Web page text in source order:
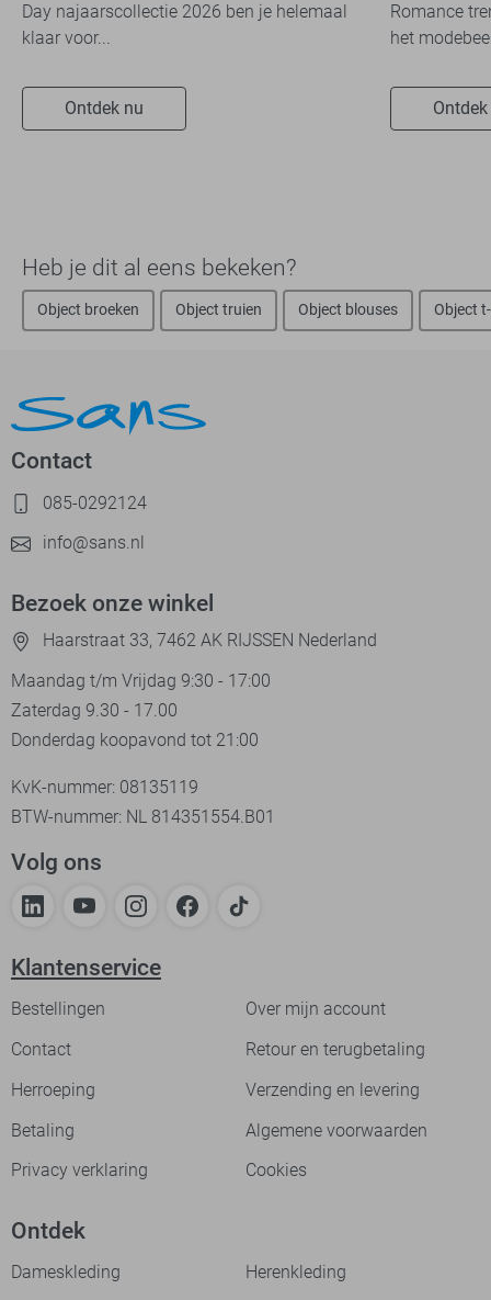
Day najaarscollectie 2026 ben je helemaal
klaar voor...
Ontdek nu
Romance
het
Heb je dit al eens bekeken?
Object broeken Object truien Object blouses Object
Contact
085-0292124
info@sans.nl
Bezoek onze winkel
Haarstraat 33, 7462 AK RIJSSEN Nederland
Maandag t/m Vrijdag 9:30 - 17:00
Zaterdag 9.30 - 17.00
Donderdag koopavond tot 21:00
KvK-nummer: 08135119
BTW-nummer: NL 814351554.B01
Volg ons
Klantenservice
Bestellingen
Over mijn account
Contact
Retour en terugbetaling
Herroeping
Verzending en levering
Betaling
Algemene voorwaarden
Privacy verklaring
Cookies
Ontdek
Dameskleding
Herenkleding